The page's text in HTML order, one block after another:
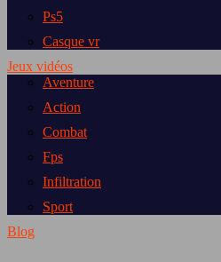
Ps5
Casque vr
Jeux vidéos
Aventure
Action
Combat
Fps
Infiltration
Sport
Blog